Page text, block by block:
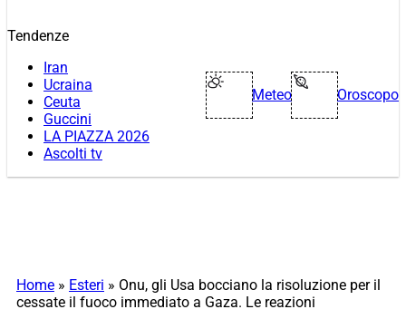
Tendenze
Iran
Ucraina
Ceuta
Guccini
LA PIAZZA 2026
Ascolti tv
Meteo Oroscopo
Home » Esteri » Onu, gli Usa bocciano la risoluzione per il
cessate il fuoco immediato a Gaza. Le reazioni